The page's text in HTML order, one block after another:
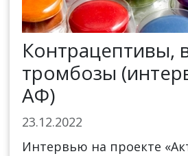
Контрацептивы,
тромбозы
АФ)
23.12.2022
Интервью на проекте